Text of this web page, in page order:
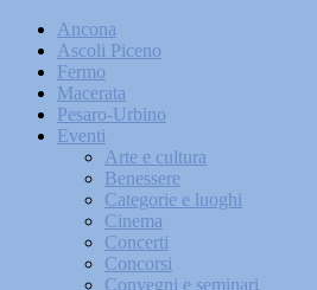
Ancona
Ascoli Piceno
Fermo
Macerata
Pesaro-Urbino
Eventi
Arte e cultura
Benessere
Categorie e luoghi
Cinema
Concerti
Concorsi
Convegni e seminari